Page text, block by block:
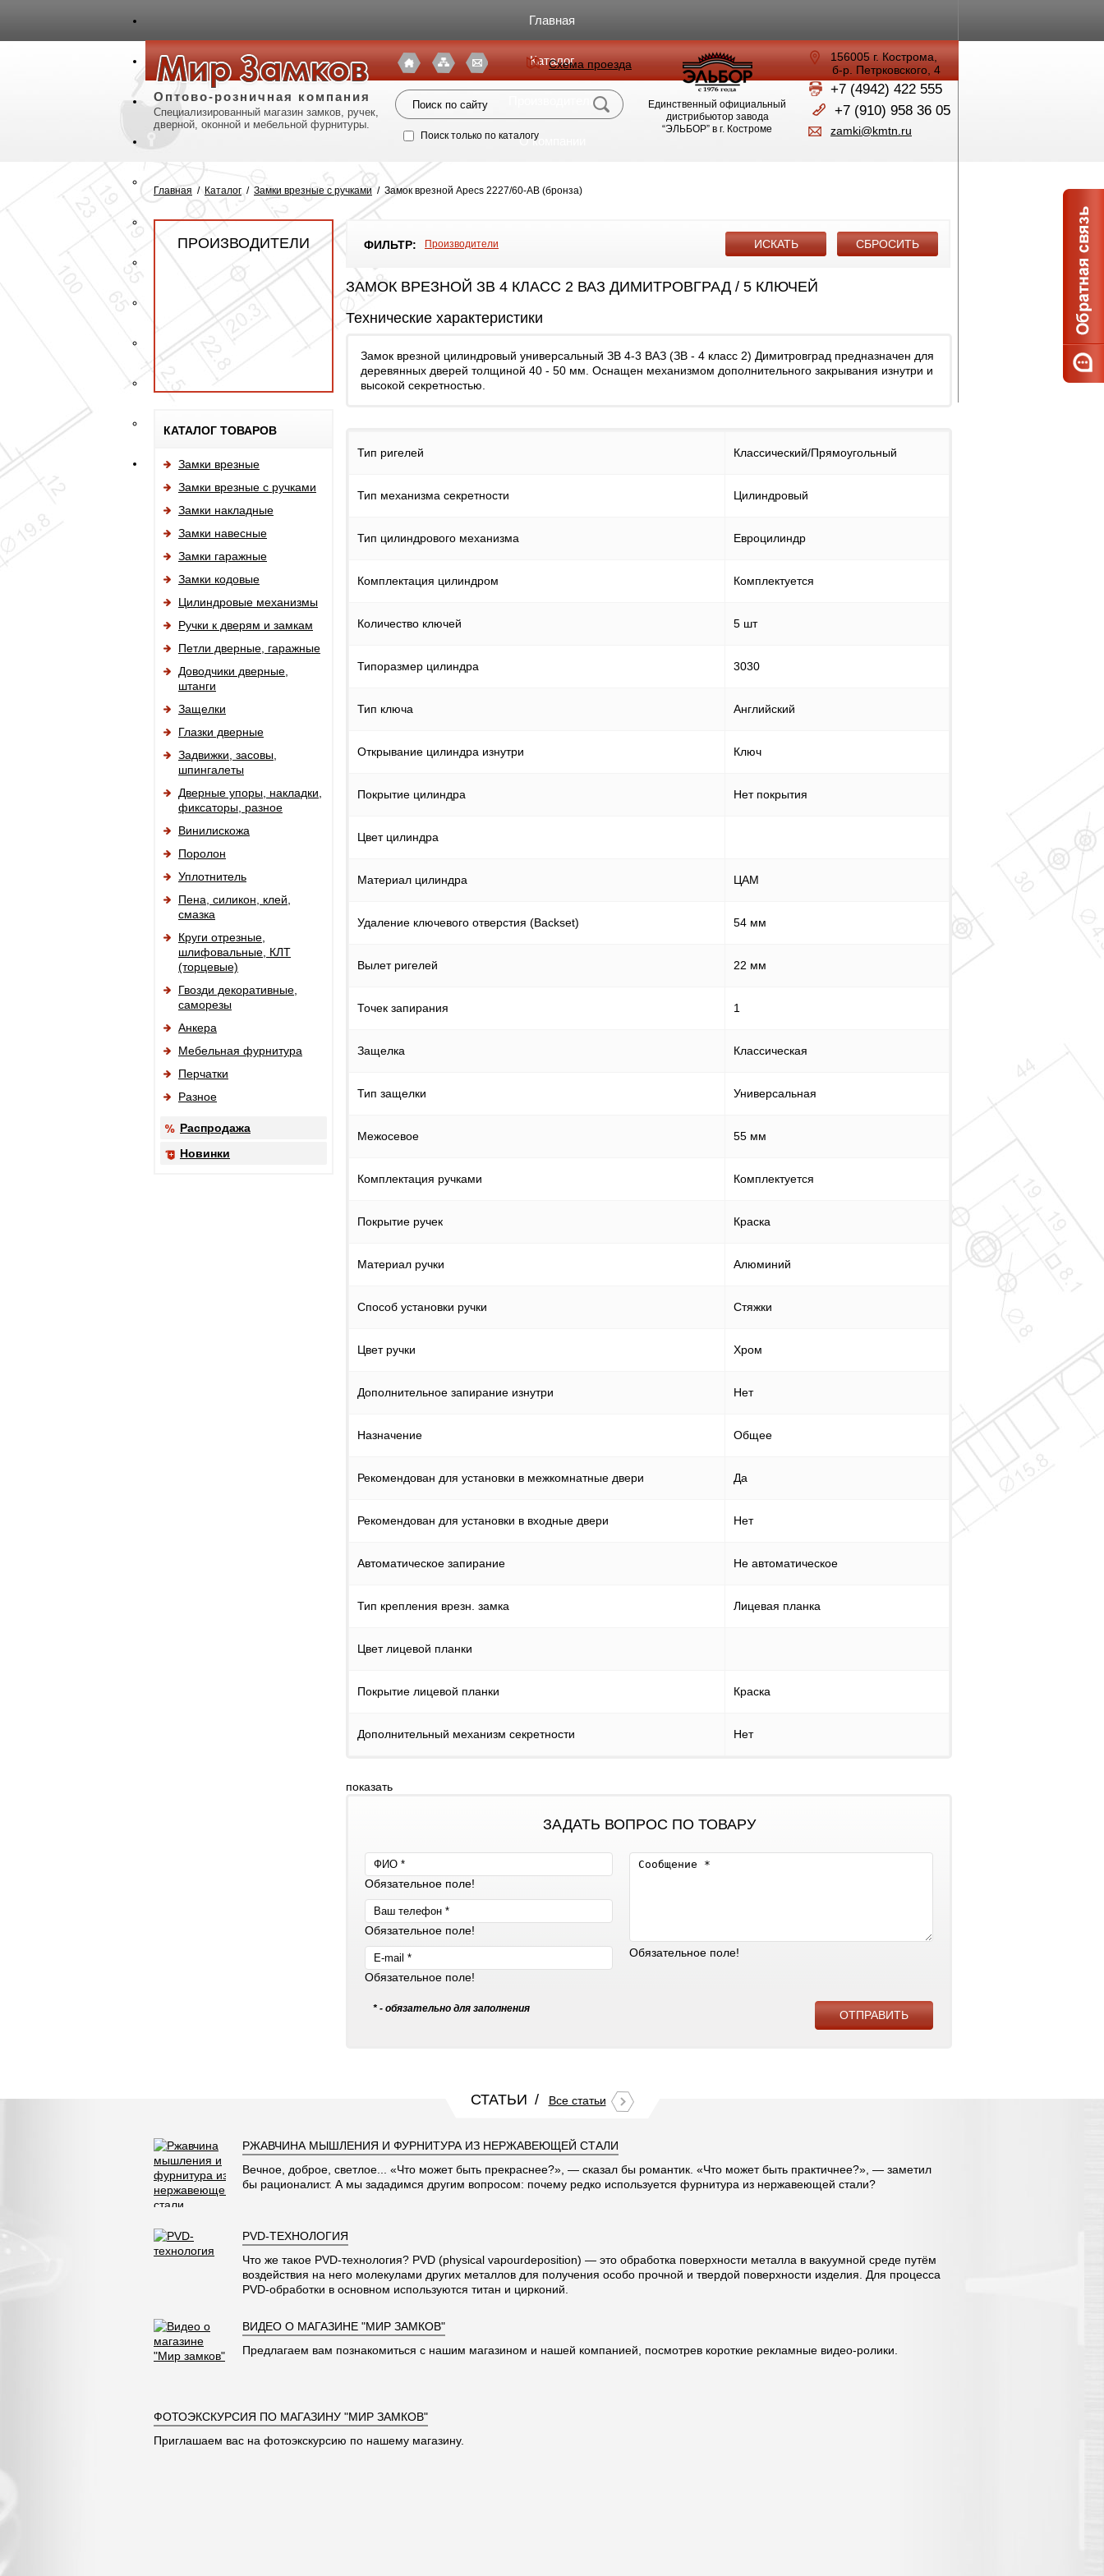
Главная
Каталог
Производители
О компании
Оптово-розничная компания
Специализированный магазин замков, ручек,
дверной, оконной и мебельной фурнитуры.
Схема проезда
Поиск только по каталогу
Единственный официальный
дистрибьютор завода
“ЭЛЬБОР” в г. Костроме
156005 г. Кострома,
б-р. Петрковского, 4
+7 (4942) 422 555
+7 (910) 958 36 05
zamki@kmtn.ru
Главная / Каталог / Замки врезные с ручками / Замок врезной Apecs 2227/60-AB (бронза)
ПРОИЗВОДИТЕЛИ
КАТАЛОГ ТОВАРОВ
Замки врезные
Замки врезные с ручками
Замки накладные
Замки навесные
Замки гаражные
Замки кодовые
Цилиндровые механизмы
Ручки к дверям и замкам
Петли дверные, гаражные
Доводчики дверные,
штанги
Защелки
Глазки дверные
Задвижки, засовы,
шпингалеты
Дверные упоры, накладки,
фиксаторы, разное
Винилискожа
Поролон
Уплотнитель
Пена, силикон, клей,
смазка
Круги отрезные,
шлифовальные, КЛТ
(торцевые)
Гвозди декоративные,
саморезы
Анкера
Мебельная фурнитура
Перчатки
Разное
Распродажа
Новинки
ФИЛЬТР: Производители
ЗАМОК ВРЕЗНОЙ ЗВ 4 КЛАСС 2 ВАЗ ДИМИТРОВГРАД / 5 КЛЮЧЕЙ
Технические характеристики
Замок врезной цилиндровый универсальный ЗВ 4-3 ВАЗ (ЗВ - 4 класс 2) Димитровград предназначен для
деревянных дверей толщиной 40 - 50 мм. Оснащен механизмом дополнительного закрывания изнутри и
высокой секретностью.
Тип ригелей Классический/Прямоугольный
Тип механизма секретности Цилиндровый
Тип цилиндрового механизма Евроцилиндр
Комплектация цилиндром Комплектуется
Количество ключей 5 шт
Типоразмер цилиндра 3030
Тип ключа Английский
Открывание цилиндра изнутри Ключ
Покрытие цилиндра Нет покрытия
Цвет цилиндра
Материал цилиндра ЦАМ
Удаление ключевого отверстия (Backset) 54 мм
Вылет ригелей 22 мм
Точек запирания 1
Защелка Классическая
Тип защелки Универсальная
Межосевое 55 мм
Комплектация ручками Комплектуется
Покрытие ручек Краска
Материал ручки Алюминий
Способ установки ручки Стяжки
Цвет ручки Хром
Дополнительное запирание изнутри Нет
Назначение Общее
Рекомендован для установки в межкомнатные двери Да
Рекомендован для установки в входные двери Нет
Автоматическое запирание Не автоматическое
Тип крепления врезн. замка Лицевая планка
Цвет лицевой планки
Покрытие лицевой планки Краска
Дополнительный механизм секретности Нет
показать
ЗАДАТЬ ВОПРОС ПО ТОВАРУ
Обязательное поле!
Обязательное поле!
Обязательное поле!
Обязательное поле!
* - обязательно для заполнения
СТАТЬИ Все статьи
РЖАВЧИНА МЫШЛЕНИЯ И ФУРНИТУРА ИЗ НЕРЖАВЕЮЩЕЙ СТАЛИ
Вечное, доброе, светлое... «Что может быть прекраснее?», — сказал бы романтик. «Что может быть практичнее?», — заметил
бы рационалист. А мы зададимся другим вопросом: почему редко используется фурнитура из нержавеющей стали?
PVD-ТЕХНОЛОГИЯ
Что же такое PVD-технология? PVD (physical vapourdeposition) — это обработка поверхности металла в вакуумной среде путём
воздействия на него молекулами других металлов для получения особо прочной и твердой поверхности изделия. Для процесса
PVD-обработки в основном используются титан и цирконий.
ВИДЕО О МАГАЗИНЕ "МИР ЗАМКОВ"
Предлагаем вам познакомиться с нашим магазином и нашей компанией, посмотрев короткие рекламные видео-ролики.
ФОТОЭКСКУРСИЯ ПО МАГАЗИНУ "МИР ЗАМКОВ"
Приглашаем вас на фотоэкскурсию по нашему магазину.